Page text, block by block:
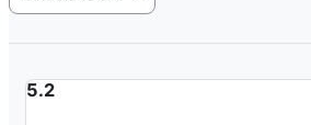
Modus Tertiärnavigation anzeigen
5.2